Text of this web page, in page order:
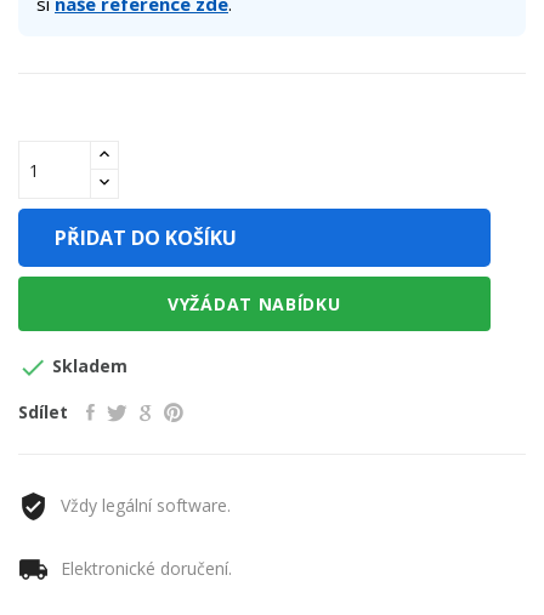
PŘIDAT DO KOŠÍKU
VYŽÁDAT NABÍDKU
 Skladem
Sdílet
Vždy legální software.
Elektronické doručení.